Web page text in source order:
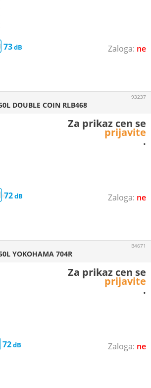
ne
73
ne
72
DOUBLE COIN RLB468
93237
Za prikaz cen se
prijavite
.
ne
72
YOKOHAMA 704R
B4671
Za prikaz cen se
prijavite
.